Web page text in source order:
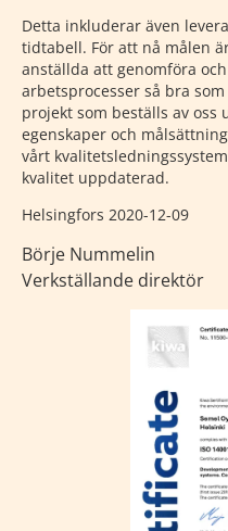
Detta inkluderar även
tidtabell. För att nå målen
anställda att genomföra
arbetsprocesser så bra
projekt som beställs av oss
egenskaper och
vårt
kvalitet uppdaterad.
Helsingfors 2020-12-09
Börje Nummelin
Verkställande direktör